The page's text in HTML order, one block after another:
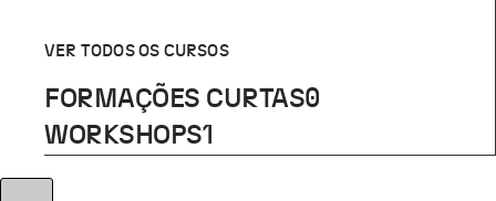
VER TODOS OS CURSOS
FORMAÇÕES CURTAS0
WORKSHOPS1